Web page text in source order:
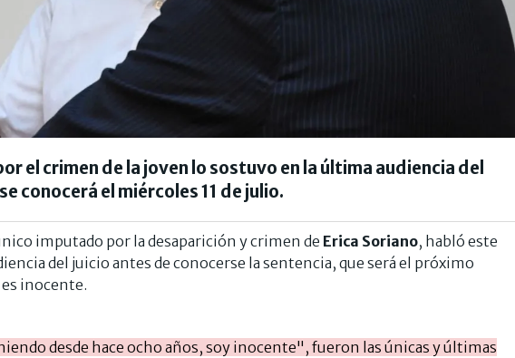
el crimen de la joven lo sostuvo en la última audiencia del
conocerá el miércoles 11 de julio.
imputado por la desaparición y crimen de Erica Soriano, habló este
del juicio antes de conocerse la sentencia, que será el próximo
es inocente.
desde hace ocho años, soy inocente", fueron las únicas y últimas